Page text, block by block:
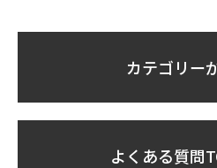
カテゴリー
よくある質問